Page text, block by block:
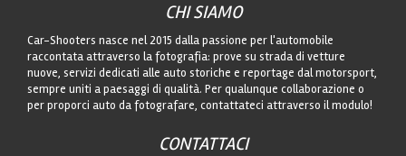
CHI SIAMO
Car-Shooters nasce nel 2015 dalla passione per l'automobile
raccontata attraverso la fotografia: prove su strada di vetture
nuove, servizi dedicati alle auto storiche e reportage dal motorsport,
sempre uniti a paesaggi di qualità. Per qualunque collaborazione o
per proporci auto da fotografare, contattateci attraverso il modulo!
CONTATTACI